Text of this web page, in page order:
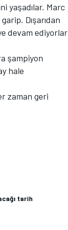
yaşadılar. Marc
Dışarıdan
devam ediyorlar
şampiyon
hale
zaman geri
tarih